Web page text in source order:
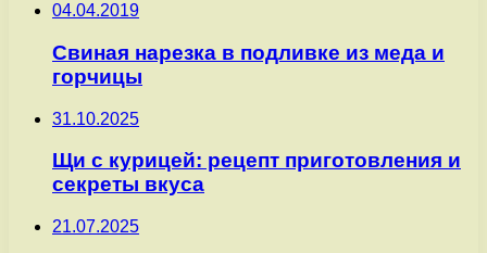
04.04.2019
Свиная нарезка в подливке из меда и
горчицы
31.10.2025
Щи с курицей: рецепт приготовления и
секреты вкуса
21.07.2025